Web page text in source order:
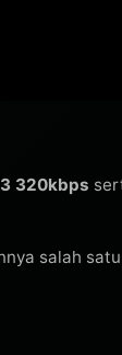
320kbps
salah